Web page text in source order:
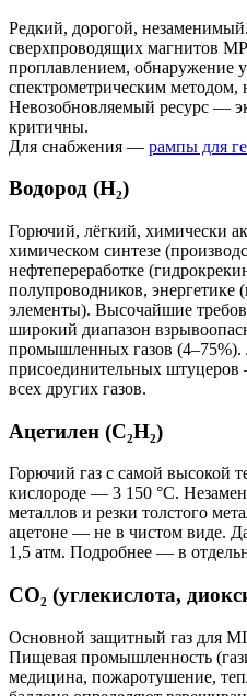
Редкий, дорогой,
сверхпроводящих магнитов
проплавлением, обнаружение
спектрометрическим методом,
Невозобновляемый ресурс —
критичны.
Для снабжения — рампы для
Водород (H₂)
Горючий, лёгкий, химически
химическом синтезе
нефтепереработке
полупроводников,
элементы). Высочайшие
широкий диапазон
промышленных газов (4–75%).
присоединительных штуцеров
всех других газов.
Ацетилен (C₂H₂)
Горючий газ с самой высокой
кислороде — 3 150 °C.
металлов и резки толстого
ацетоне — не в чистом виде.
1,5 атм. Подробнее — в
CO₂ (углекислота,
Основной защитный газ для
Пищевая промышленность
медицина, пожаротушение,